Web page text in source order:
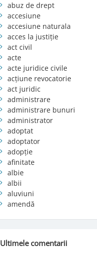
abuz de drept
accesiune
accesiune naturala
acces la justiție
act civil
acte
acte juridice civile
acțiune revocatorie
act juridic
administrare
administrare bunuri
administrator
adoptat
adoptator
adopție
afinitate
albie
albii
aluviuni
amendă
Ultimele comentarii